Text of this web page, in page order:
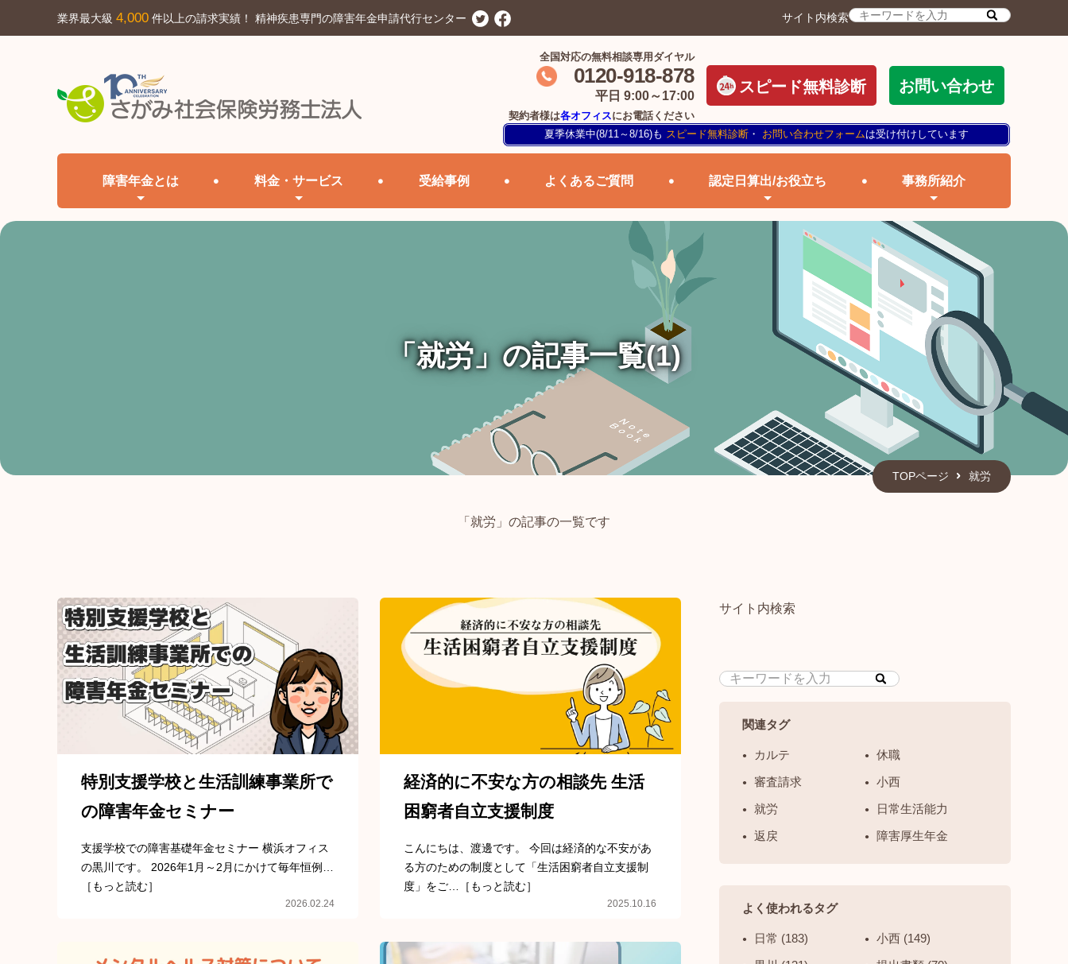
業界最大級 4,000 件以上の請求実績！ 精神疾患専門の障害年金申請代行センター サイト内検索
全国対応の無料相談専用ダイヤル
0120-918-878
平日 9:00～17:00
契約者様は各オフィスにお電話ください
スピード無料診断 お問い合わせ
夏季休業中(8/11～8/16)も スピード無料診断 ・ お問い合わせフォームは受け付けしています
障害年金とは 料金・サービス 受給事例 よくあるご質問 認定日算出/お役立ち 事務所紹介
「就労」の記事一覧(1)
TOPページ 就労
「就労」の記事の一覧です
特別支援学校と生活訓練事業所で
の障害年金セミナー
支援学校での障害基礎年金セミナー 横浜オフィス
の黒川です。 2026年1月～2月にかけて毎年恒例…
［もっと読む］
2026.02.24
経済的に不安な方の相談先 生活
困窮者自立支援制度
こんにちは、渡邊です。 今回は経済的な不安があ
る方のための制度として「生活困窮者自立支援制
度」をご…［もっと読む］
2025.10.16
サイト内検索
関連タグ
カルテ
休職
審査請求
小西
就労
日常生活能力
返戻
障害厚生年金
よく使われるタグ
日常 (183)
小西 (149)